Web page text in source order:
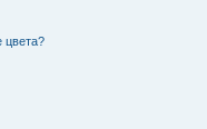
цвета?